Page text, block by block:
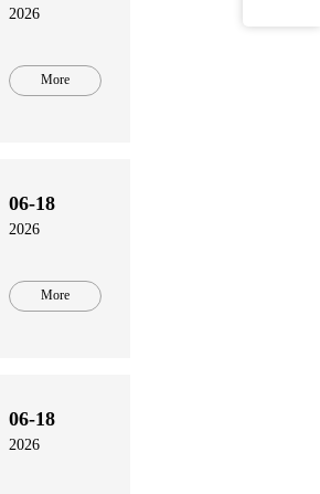
2026
More
06-18
2026
More
06-18
2026